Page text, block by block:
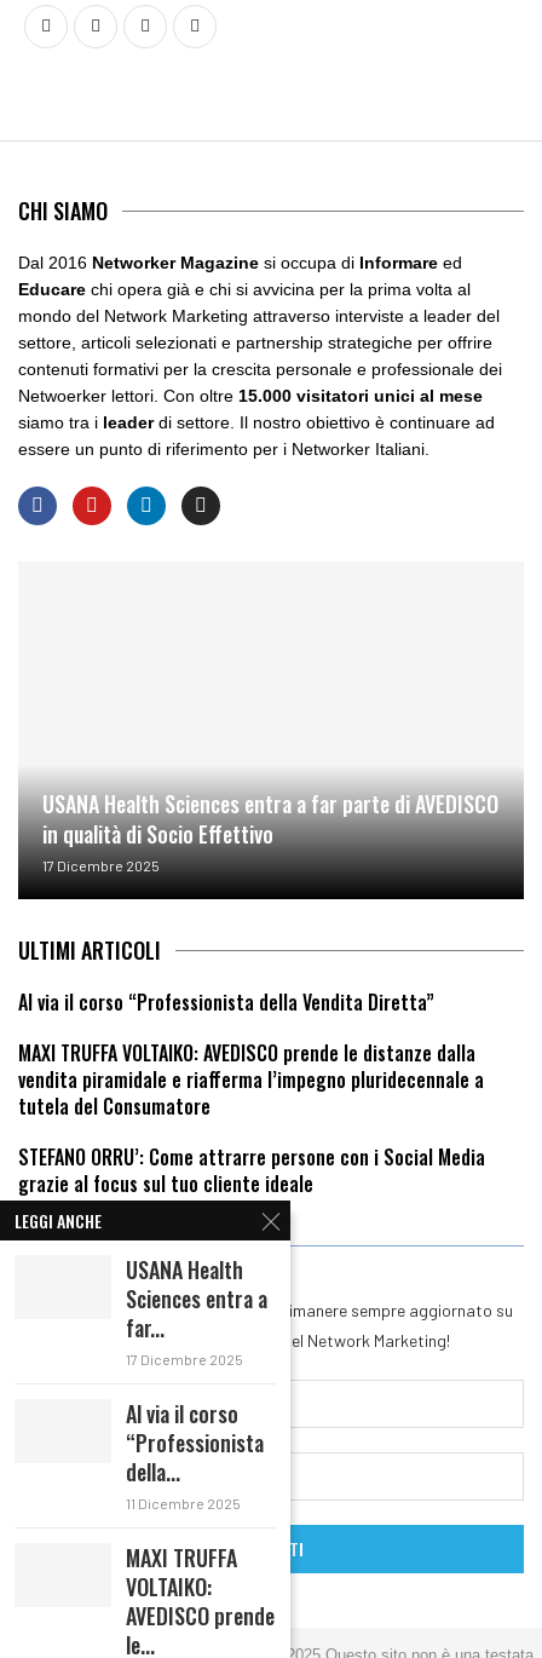
CHI SIAMO
Dal 2016 Networker Magazine si occupa di Informare ed
Educare chi opera già e chi si avvicina per la prima volta al
mondo del Network Marketing attraverso interviste a leader del
settore, articoli selezionati e partnership strategiche per offrire
contenuti formativi per la crescita personale e professionale dei
Netwoerker lettori. Con oltre 15.000 visitatori unici al mese
siamo tra i leaderdi settore. Il nostro obiettivo è continuare ad
essere un punto di riferimento per i Networker Italiani.
USANA Health Sciences entra a far parte di AVEDISCO
in qualità di Socio Effettivo
17 Dicembre 2025
ULTIMI ARTICOLI
Al via il corso “Professionista della Vendita Diretta”
MAXI TRUFFA VOLTAIKO: AVEDISCO prende le distanze dalla
vendita piramidale e riafferma l’impegno pluridecennale a
tutela del Consumatore
STEFANO ORRU’: Come attrarre persone con i Social Media
grazie al focus sul tuo cliente ideale
RIMANI IN CONTATTO
Iscriviti alla nostra Newsletter per rimanere sempre aggiornato su
tutte le novità del mondo del Network Marketing!
LEGGI ANCHE
USANA Health
Sciences entra a
far...
17 Dicembre 2025
Al via il corso
“Professionista
della...
11 Dicembre 2025
MAXI TRUFFA
VOLTAIKO:
AVEDISCO prende
le...